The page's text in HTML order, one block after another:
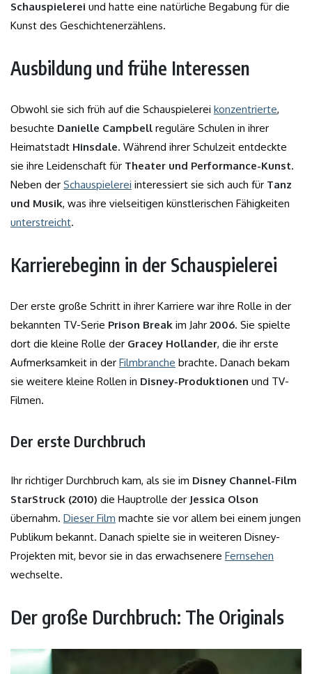
Schauspielerei und hatte eine natürliche Begabung für die
Kunst des Geschichtenerzählens.
Ausbildung und frühe Interessen
Obwohl sie sich früh auf die Schauspielerei konzentrierte,
besuchte Danielle Campbell reguläre Schulen in ihrer
Heimatstadt Hinsdale. Während ihrer Schulzeit entdeckte
sie ihre Leidenschaft für Theater und Performance-Kunst.
Neben der Schauspielerei interessiert sie sich auch für Tanz
und Musik, was ihre vielseitigen künstlerischen Fähigkeiten
unterstreicht.
Karrierebeginn in der Schauspielerei
Der erste große Schritt in ihrer Karriere war ihre Rolle in der
bekannten TV-Serie Prison Break im Jahr 2006. Sie spielte
dort die kleine Rolle der Gracey Hollander, die ihr erste
Aufmerksamkeit in der Filmbranche brachte. Danach bekam
sie weitere kleine Rollen in Disney-Produktionen und TV-
Filmen.
Der erste Durchbruch
Ihr richtiger Durchbruch kam, als sie im Disney Channel-Film
StarStruck (2010) die Hauptrolle der Jessica Olson
übernahm. Dieser Film machte sie vor allem bei einem jungen
Publikum bekannt. Danach spielte sie in weiteren Disney-
Projekten mit, bevor sie in das erwachsenere Fernsehen
wechselte.
Der große Durchbruch: The Originals